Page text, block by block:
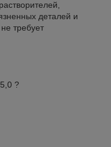
деталей и
требует
?